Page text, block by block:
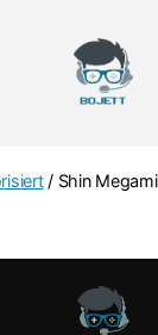
/ Shin